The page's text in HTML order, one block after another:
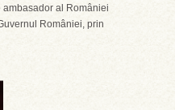
al României
României, prin